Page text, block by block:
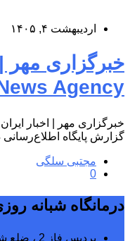
اردیبهشت ۴, ۱۴۰۵
خبرگزاری مهر |
Agency
گزارش پایگاه
مجتبی سلگی
0
درمانگاه شبانه
پردیس فاز 2 ، ضلع شمال غربی میدان امام